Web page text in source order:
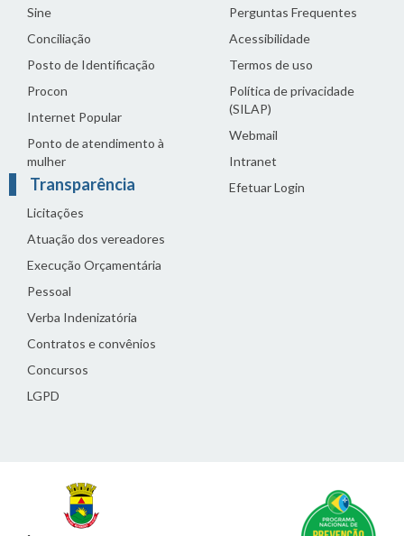
Sine
Conciliação
Posto de Identificação
Procon
Internet Popular
Ponto de atendimento à
mulher
Transparência
Licitações
Atuação dos vereadores
Execução Orçamentária
Pessoal
Verba Indenizatória
Contratos e convênios
Concursos
LGPD
Perguntas Frequentes
Acessibilidade
Termos de uso
Política de privacidade
(SILAP)
Webmail
Intranet
Efetuar Login